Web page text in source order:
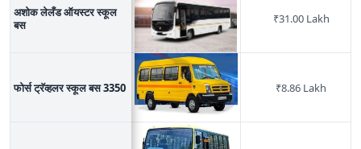
अशोक लेलँड ऑयस्टर स्कूल
बस
फोर्स ट्रॅव्हलर स्कूल बस 3350
₹31.00 Lakh
₹8.86 Lakh